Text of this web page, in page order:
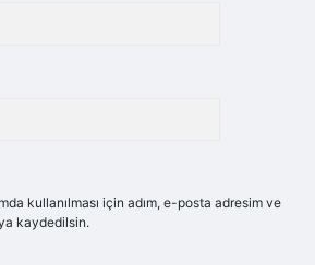
kullanılması için adım, e-posta adresim ve
kaydedilsin.